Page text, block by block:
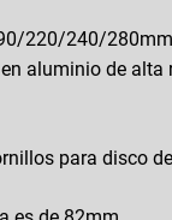
220/240/
en aluminio de
para disco